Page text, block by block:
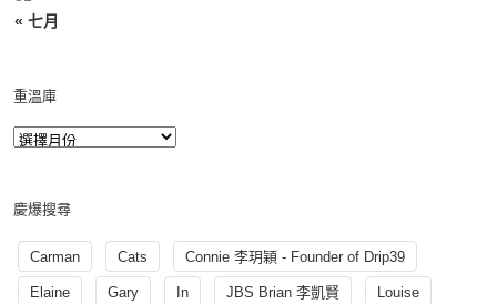
« 七月
重溫庫
慶爆搜尋
Carman Cats Connie 李玥穎 - Founder of Drip39
Elaine Gary In JBS Brian 李凱賢 Louise